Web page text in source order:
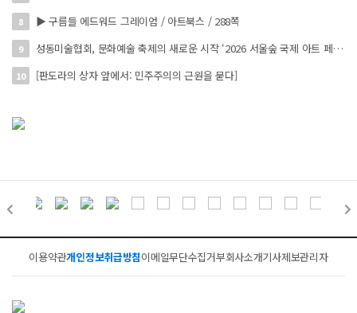
8 ▶ 구름들 에드워드 그레이엄 / 아트북스 / 288쪽
9 성동미술협회, 문화예술 축제의 새로운 시작 ‘2026 서울숲 국제 아트 페스타’ 개최
10 [판도라의 상자 앞에서: 민주주의의 근원을 묻다]
이용약관개인정보취급방침이메일무단수집거부회사소개기사제보관리자